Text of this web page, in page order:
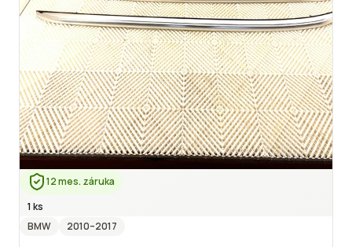
12 mes. záruka
1 ks
BMW
2010–2017